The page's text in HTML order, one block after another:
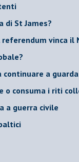
di St James?
referendum vinca il
a
o consuma i riti
a guerra civile